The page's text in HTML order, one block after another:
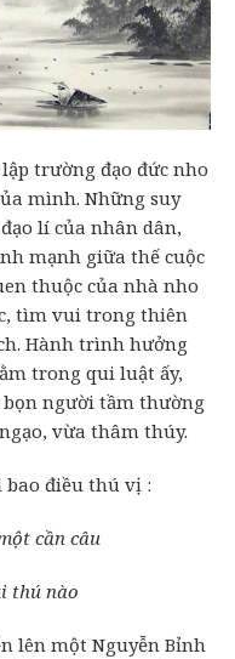
trường đạo đức nho
mình. Những suy
lí của nhân dân,
mạnh giữa thế cuộc
thuộc của nhà nho
tìm vui trong thiên
Hành trình hưởng
trong qui luật ấy,
người tầm thường
vừa thâm thúy.
bao điều thú vị :
cần câu
thú nào
lên một Nguyễn Bỉnh